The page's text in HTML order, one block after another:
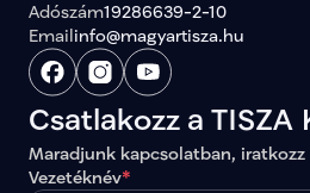
Adószám19286639-2-10
Emailinfo@magyartisza.hu
Csatlakozz a TISZA
Maradjunk kapcsolatban,
Vezetéknév*